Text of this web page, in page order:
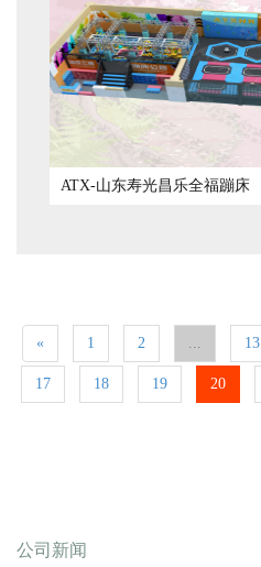
ATX-山东寿光昌乐全福蹦床
« 1 2 ... 13
17 18 19 20
公司新闻